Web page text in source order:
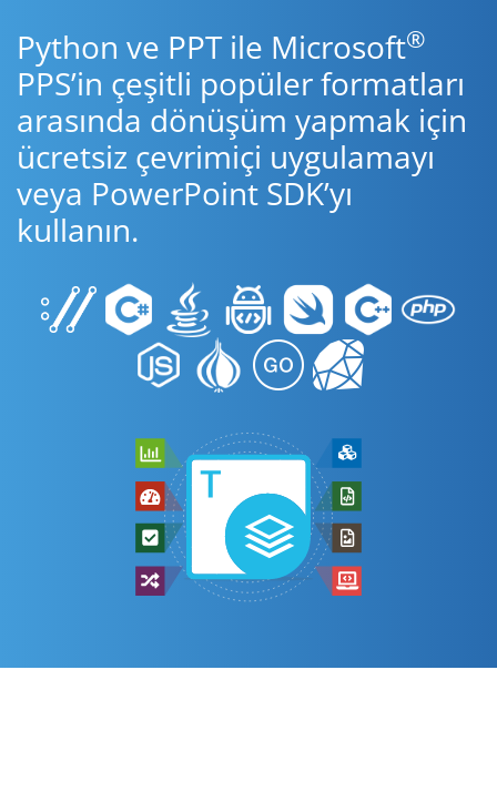
Python ve PPT ile Microsoft®
PPS’in çeşitli popüler formatları
arasında dönüşüm yapmak için
ücretsiz çevrimiçi uygulamayı
veya PowerPoint SDK’yı
kullanın.